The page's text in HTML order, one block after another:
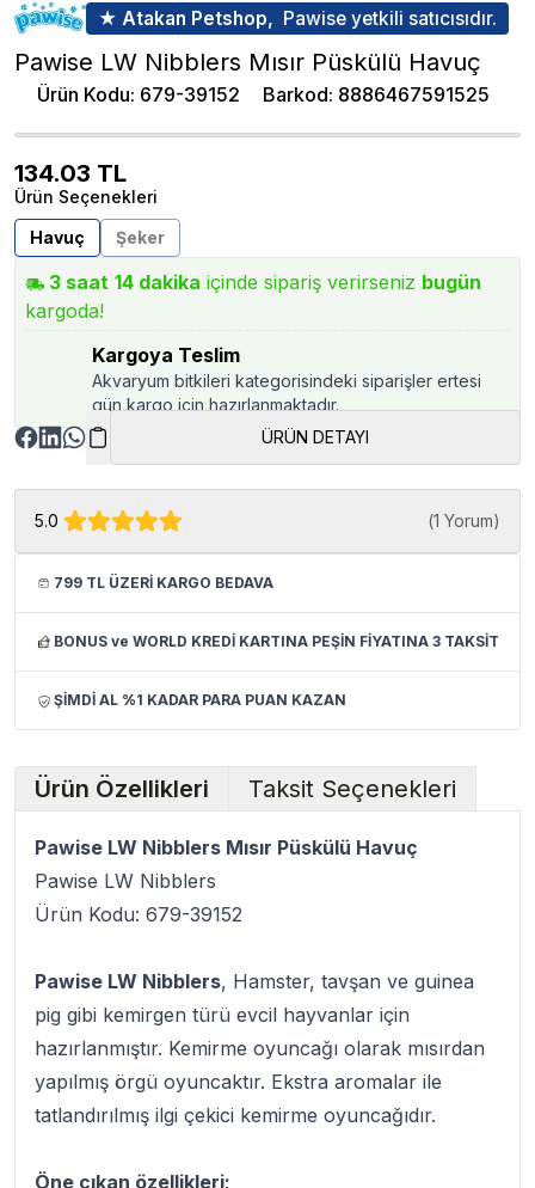
★ Atakan Petshop, Pawise yetkili satıcısıdır.
Pawise LW Nibblers Mısır Püskülü Havuç
Ürün Kodu: 679-39152 Barkod: 8886467591525
134.03 TL
Ürün Seçenekleri
Havuç
Şeker
3 saat 14 dakika içinde sipariş verirseniz bugün
kargoda!
Kargoya Teslim
Akvaryum bitkileri kategorisindeki siparişler ertesi
gün kargo için hazırlanmaktadır.
ÜRÜN DETAYI
5.0 (1 Yorum)
799 TL ÜZERİ KARGO BEDAVA
BONUS ve WORLD KREDİ KARTINA PEŞİN FİYATINA 3 TAKSİT
ŞİMDİ AL %1 KADAR PARA PUAN KAZAN
Ürün Özellikleri Taksit Seçenekleri
Pawise LW Nibblers Mısır Püskülü Havuç
Pawise LW Nibblers
Ürün Kodu: 679-39152
Pawise LW Nibblers, Hamster, tavşan ve guinea
pig gibi kemirgen türü evcil hayvanlar için
hazırlanmıştır. Kemirme oyuncağı olarak mısırdan
yapılmış örgü oyuncaktır. Ekstra aromalar ile
tatlandırılmış ilgi çekici kemirme oyuncağıdır.
Öne çıkan özellikleri;